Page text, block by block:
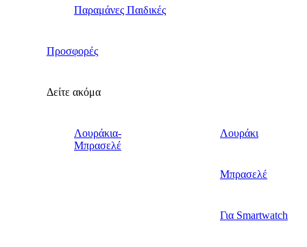
Παραμάνες Παιδικές
Προσφορές
Δείτε ακόμα
Λουράκια-
Μπρασελέ
Λουράκι
Μπρασελέ
Για Smartwatch